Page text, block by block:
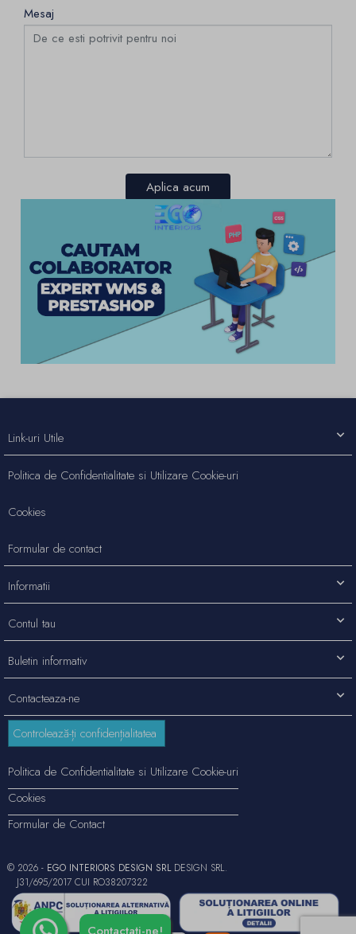
Mesaj
Aplica acum
Contacteaza-ne
Link-uri Utile
Politica de Confidentialitate si Utilizare Cookie-uri
Cookies
Formular de contact
Informatii
Contul tau
Buletin informativ
Controlează-ți confidențialitatea
Politica de Confidentialitate si Utilizare Cookie-uri
Cookies
Formular de Contact
© 2026 - EGO INTERIORS DESIGN SRLDESIGN SRL.
J31/695/2017 CUI RO38207322